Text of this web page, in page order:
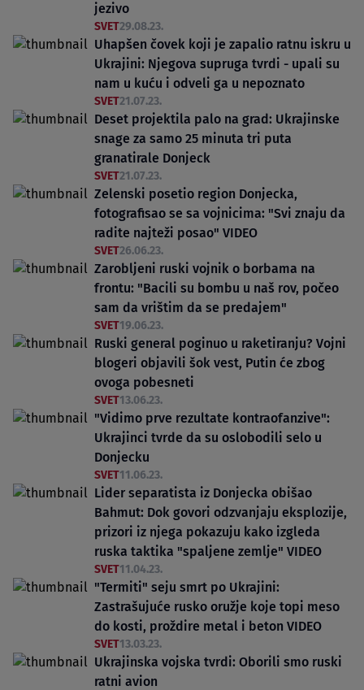
jezivo
SVET29.08.23.
Uhapšen čovek koji je zapalio ratnu iskru u
Ukrajini: Njegova supruga tvrdi - upali su
nam u kuću i odveli ga u nepoznato
SVET21.07.23.
Deset projektila palo na grad: Ukrajinske
snage za samo 25 minuta tri puta
granatirale Donjeck
SVET21.07.23.
Zelenski posetio region Donjecka,
fotografisao se sa vojnicima: "Svi znaju da
radite najteži posao" VIDEO
SVET26.06.23.
Zarobljeni ruski vojnik o borbama na
frontu: "Bacili su bombu u naš rov, počeo
sam da vrištim da se predajem"
SVET19.06.23.
Ruski general poginuo u raketiranju? Vojni
blogeri objavili šok vest, Putin će zbog
ovoga pobesneti
SVET13.06.23.
"Vidimo prve rezultate kontraofanzive":
Ukrajinci tvrde da su oslobodili selo u
Donjecku
SVET11.06.23.
Lider separatista iz Donjecka obišao
Bahmut: Dok govori odzvanjaju eksplozije,
prizori iz njega pokazuju kako izgleda
ruska taktika "spaljene zemlje" VIDEO
SVET11.04.23.
"Termiti" seju smrt po Ukrajini:
Zastrašujuće rusko oružje koje topi meso
do kosti, proždire metal i beton VIDEO
SVET13.03.23.
Ukrajinska vojska tvrdi: Oborili smo ruski
ratni avion